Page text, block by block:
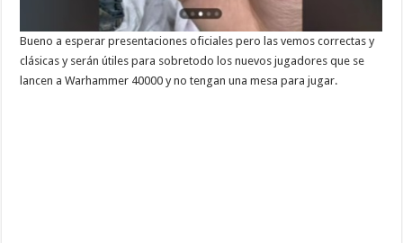
Bueno a esperar presentaciones oficiales pero las vemos correctas y
clásicas y serán útiles para sobretodo los nuevos jugadores que se
lancen a Warhammer 40000 y no tengan una mesa para jugar.